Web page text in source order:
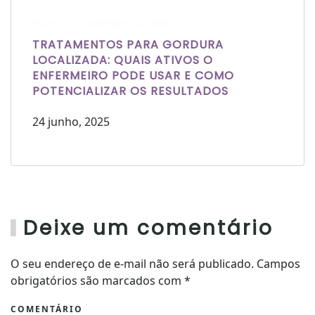
TRATAMENTOS PARA GORDURA
LOCALIZADA: QUAIS ATIVOS O
ENFERMEIRO PODE USAR E COMO
POTENCIALIZAR OS RESULTADOS
24 junho, 2025
Deixe um comentário
O seu endereço de e-mail não será publicado. Campos
obrigatórios são marcados com *
COMENTÁRIO